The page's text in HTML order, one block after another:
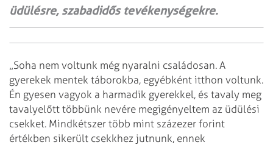
üdülésre, szabadidős tevékenységekre.
„Soha nem voltunk még nyaralni családosan. A
gyerekek mentek táborokba, egyébként itthon voltunk.
Én gyesen vagyok a harmadik gyerekkel, és tavaly meg
tavalyelőtt többünk nevére megigényeltem az üdülési
csekket. Mindkétszer több mint százezer forint
értékben sikerült csekkhez jutnunk, ennek